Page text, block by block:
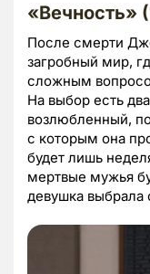
«Вечность»
После смерти
загробный мир,
сложным
На выбор есть
возлюбленный,
с которым она
будет лишь
мертвые мужья
девушка выбрала